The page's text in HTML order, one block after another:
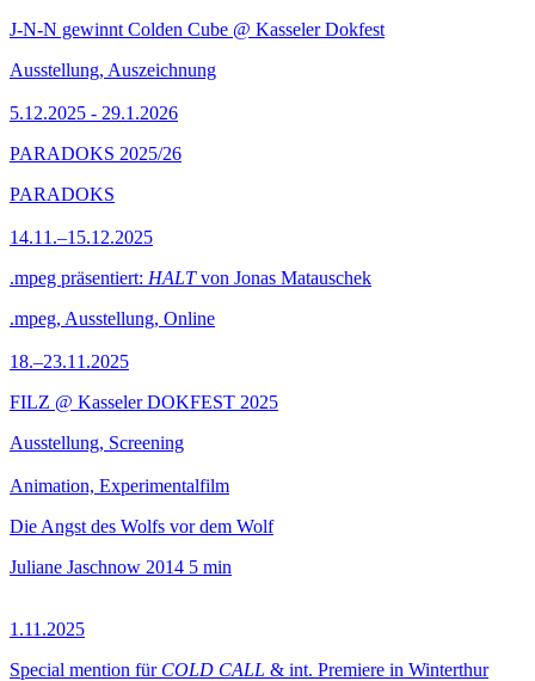
J-N-N gewinnt Colden Cube @ Kasseler Dokfest
Ausstellung, Auszeichnung
5.12.2025 - 29.1.2026
PARADOKS 2025/26
PARADOKS
14.11.–15.12.2025
.mpeg präsentiert: HALTvon Jonas Matauschek
.mpeg, Ausstellung, Online
18.–23.11.2025
FILZ @ Kasseler DOKFEST 2025
Ausstellung, Screening
Animation, Experimentalfilm
Die Angst des Wolfs vor dem Wolf
Juliane Jaschnow 2014 5 min
1.11.2025
Special mention für COLD CALL & int. Premiere in Winterthur